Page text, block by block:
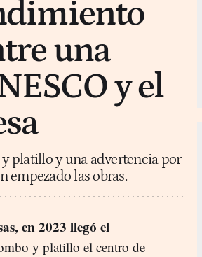
una
y el
platillo y una advertencia por
empezado las obras.
en 2023 llegó el
y platillo el centro de